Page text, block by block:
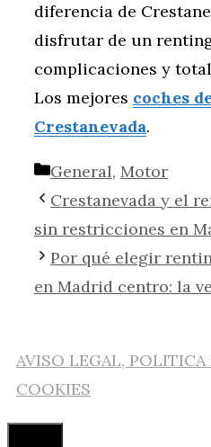
diferencia de
disfrutar de un
complicaciones y
Los mejores coches
Crestanevada.
Categorías
General, Motor
Crestanevada y el
sin restricciones en
Por qué elegir
en Madrid centro: la
AVISO LEGAL, POLITICA
COOKIES